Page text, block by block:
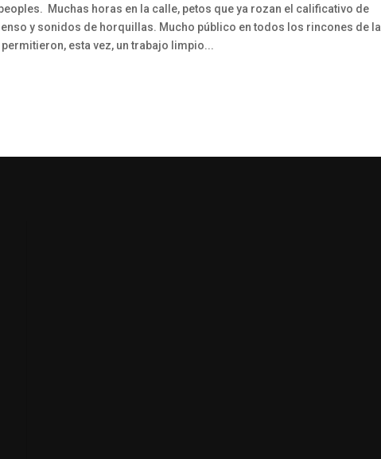
Muchas horas en la calle, petos que ya rozan el calificativo de
y sonidos de horquillas. Mucho público en todos los rincones de la
esta vez, un trabajo limpio...